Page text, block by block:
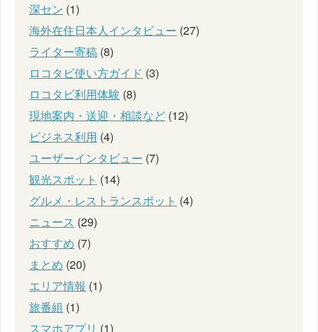
深セン (1)
海外在住日本人インタビュー (27)
ライター寄稿 (8)
ロコタビ使い方ガイド (3)
ロコタビ利用体験 (8)
現地案内・送迎・相談など (12)
ビジネス利用 (4)
ユーザーインタビュー (7)
観光スポット (14)
グルメ・レストランスポット (4)
ニュース (29)
おすすめ (7)
まとめ (20)
エリア情報 (1)
旅番組 (1)
スマホアプリ (1)